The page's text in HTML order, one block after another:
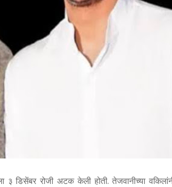
३ डिसेंबर रोजी अटक केली होती. तेजवानीच्या